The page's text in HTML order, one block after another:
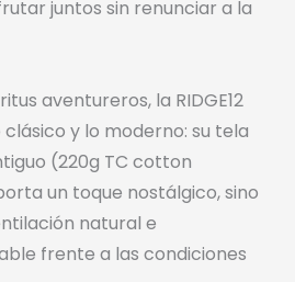
juntos sin renunciar a la
aventureros, la RIDGE12
y lo moderno: su tela
(220g TC cotton
un toque nostálgico, sino
natural e
frente a las condiciones